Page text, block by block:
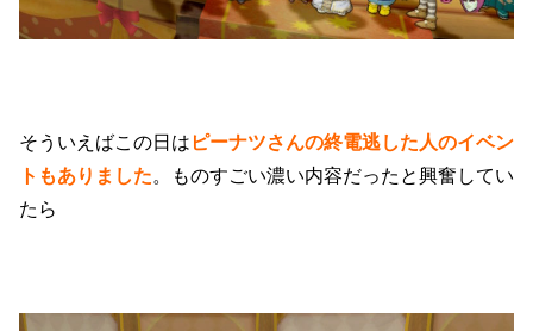
そういえばこの日は ピーナツさんの終電逃した人のイベン
トもありました。ものすごい濃い内容だったと興奮してい
たら